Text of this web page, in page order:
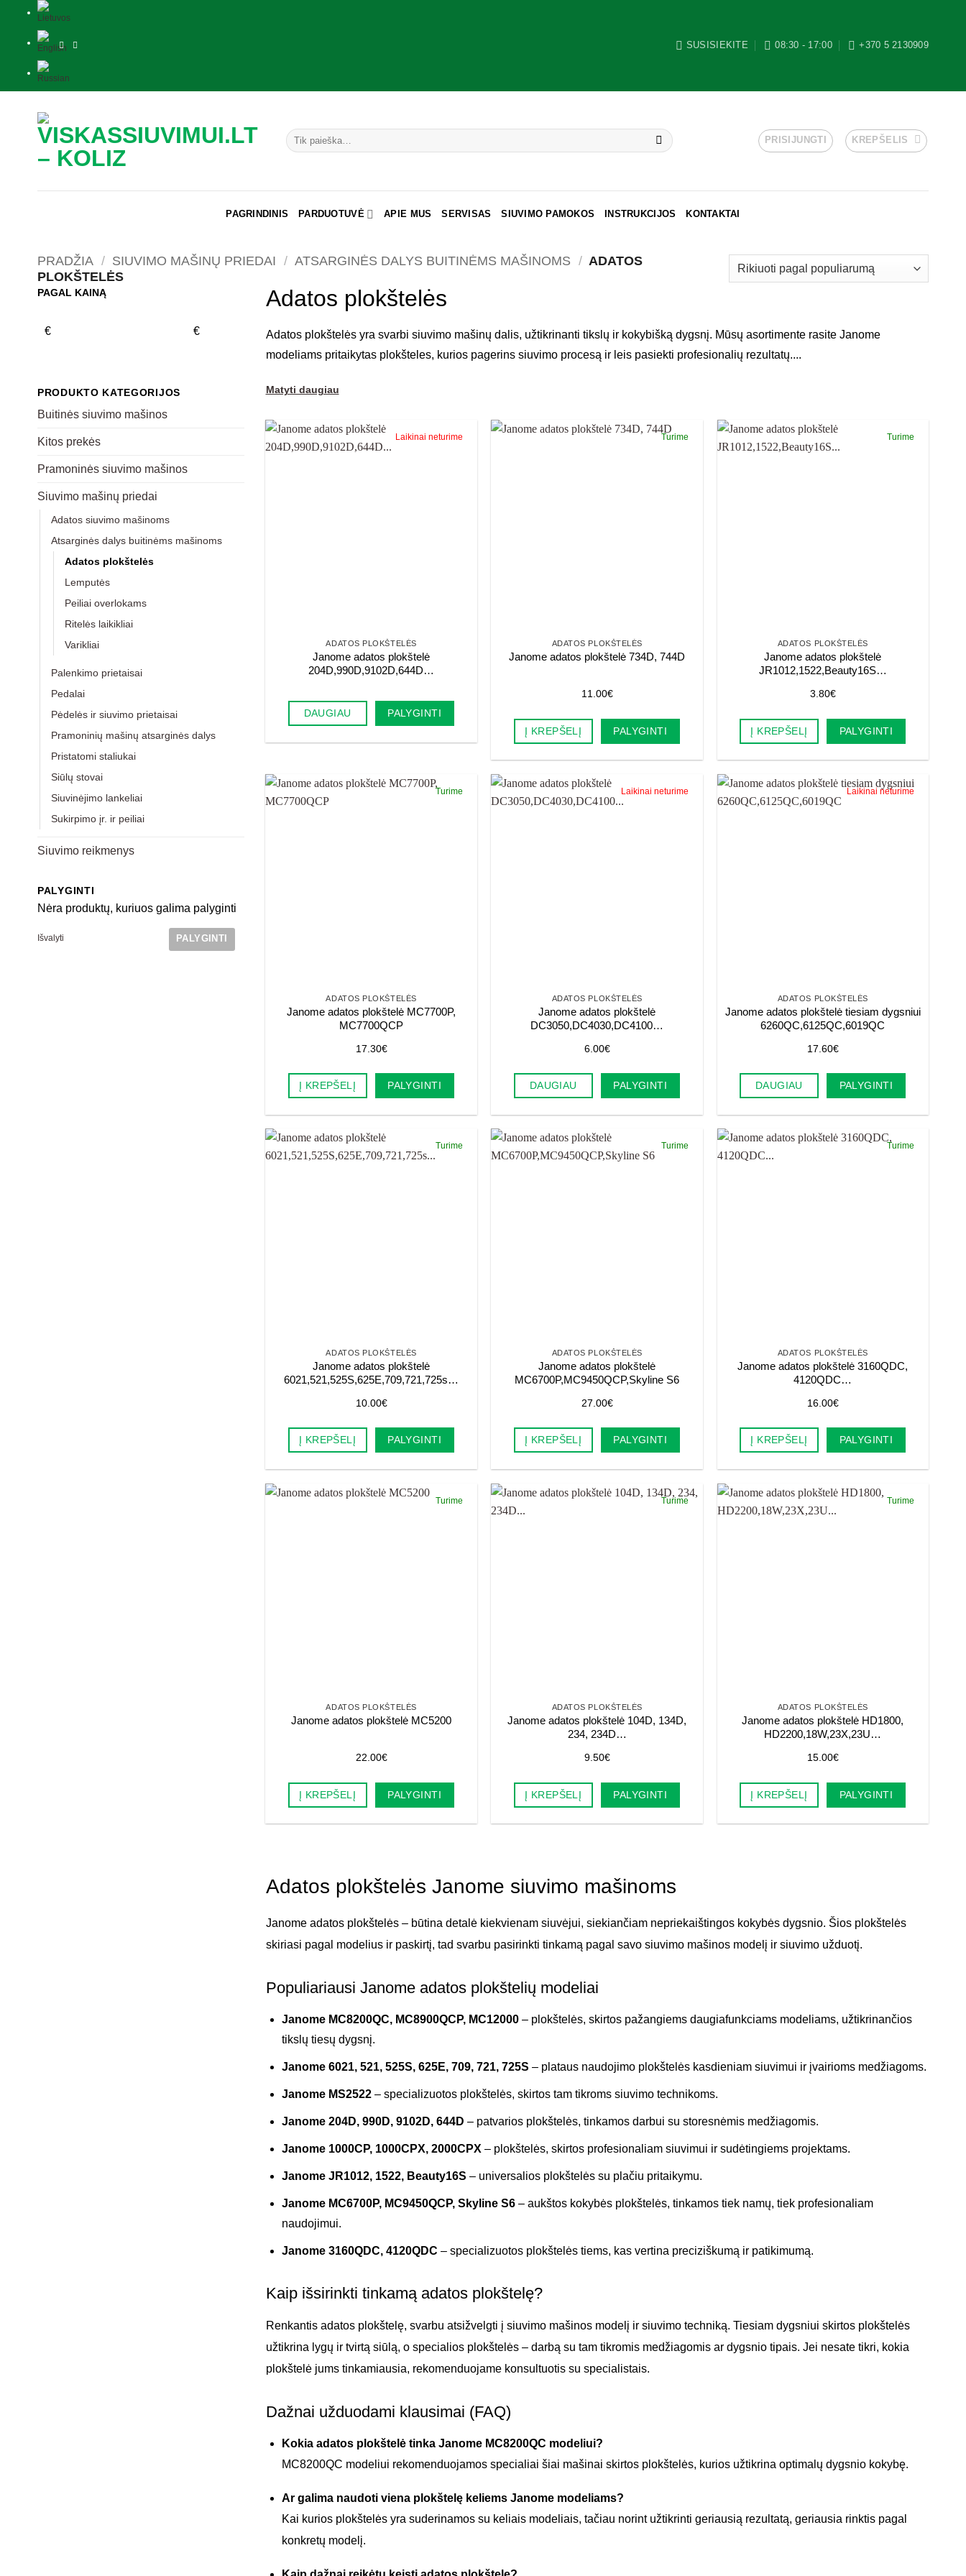
content
SUSISIEKITE 08:30 - 17:00 +370 5 2130909
Ieškoti: PRISIJUNGTI KREPŠELIS
PAGRINDINIS PARDUOTUVĖ APIE MUS SERVISAS SIUVIMO PAMOKOS INSTRUKCIJOS KONTAKTAI
PRADŽIA / SIUVIMO MAŠINŲ PRIEDAI / ATSARGINĖS DALYS BUITINĖMS MAŠINOMS / ADATOS
PLOKŠTELĖS
PAGAL KAINĄ
€ €
PRODUKTO KATEGORIJOS
Buitinės siuvimo mašinos
Kitos prekės
Pramoninės siuvimo mašinos
Siuvimo mašinų priedai
Adatos siuvimo mašinoms
Atsarginės dalys buitinėms mašinoms
Adatos plokštelės
Lemputės
Peiliai overlokams
Ritelės laikikliai
Varikliai
Palenkimo prietaisai
Pedalai
Pėdelės ir siuvimo prietaisai
Pramoninių mašinų atsarginės dalys
Pristatomi staliukai
Siūlų stovai
Siuvinėjimo lankeliai
Sukirpimo įr. ir peiliai
Siuvimo reikmenys
PALYGINTI
Nėra produktų, kuriuos galima palyginti
Išvalyti PALYGINTI
Adatos plokštelės
Adatos plokštelės yra svarbi siuvimo mašinų dalis, užtikrinanti tikslų ir kokybišką dygsnį. Mūsų asortimente rasite Janome
modeliams pritaikytas plokšteles, kurios pagerins siuvimo procesą ir leis pasiekti profesionalių rezultatų....
Matyti daugiau
Laikinai neturime
ADATOS PLOKŠTELĖS
Janome adatos plokštelė
204D,990D,9102D,644D…
DAUGIAU PALYGINTI
Turime
ADATOS PLOKŠTELĖS
Janome adatos plokštelė 734D, 744D
11.00€
Į KREPŠELĮ PALYGINTI
Turime
ADATOS PLOKŠTELĖS
Janome adatos plokštelė
JR1012,1522,Beauty16S…
3.80€
Į KREPŠELĮ PALYGINTI
Turime
ADATOS PLOKŠTELĖS
Janome adatos plokštelė MC7700P,
MC7700QCP
17.30€
Į KREPŠELĮ PALYGINTI
Laikinai neturime
ADATOS PLOKŠTELĖS
Janome adatos plokštelė
DC3050,DC4030,DC4100…
6.00€
DAUGIAU PALYGINTI
Laikinai neturime
ADATOS PLOKŠTELĖS
Janome adatos plokštelė tiesiam dygsniui
6260QC,6125QC,6019QC
17.60€
DAUGIAU PALYGINTI
Turime
ADATOS PLOKŠTELĖS
Janome adatos plokštelė
6021,521,525S,625E,709,721,725s…
10.00€
Į KREPŠELĮ PALYGINTI
Turime
ADATOS PLOKŠTELĖS
Janome adatos plokštelė
MC6700P,MC9450QCP,Skyline S6
27.00€
Į KREPŠELĮ PALYGINTI
Turime
ADATOS PLOKŠTELĖS
Janome adatos plokštelė 3160QDC,
4120QDC…
16.00€
Į KREPŠELĮ PALYGINTI
Turime
ADATOS PLOKŠTELĖS
Janome adatos plokštelė MC5200
22.00€
Į KREPŠELĮ PALYGINTI
Turime
ADATOS PLOKŠTELĖS
Janome adatos plokštelė 104D, 134D,
234, 234D…
9.50€
Į KREPŠELĮ PALYGINTI
Turime
ADATOS PLOKŠTELĖS
Janome adatos plokštelė HD1800,
HD2200,18W,23Х,23U…
15.00€
Į KREPŠELĮ PALYGINTI
Adatos plokštelės Janome siuvimo mašinoms
Janome adatos plokštelės – būtina detalė kiekvienam siuvėjui, siekiančiam nepriekaištingos kokybės dygsnio. Šios plokštelės
skiriasi pagal modelius ir paskirtį, tad svarbu pasirinkti tinkamą pagal savo siuvimo mašinos modelį ir siuvimo užduotį.
Populiariausi Janome adatos plokštelių modeliai
Janome MC8200QC, MC8900QCP, MC12000– plokštelės, skirtos pažangiems daugiafunkciams modeliams, užtikrinančios
tikslų tiesų dygsnį.
Janome 6021, 521, 525S, 625E, 709, 721, 725S – plataus naudojimo plokštelės kasdieniam siuvimui ir įvairioms medžiagoms.
Janome MS2522– specializuotos plokštelės, skirtos tam tikroms siuvimo technikoms.
Janome 204D, 990D, 9102D, 644D – patvarios plokštelės, tinkamos darbui su storesnėmis medžiagomis.
Janome 1000CP, 1000CPX, 2000CPX – plokštelės, skirtos profesionaliam siuvimui ir sudėtingiems projektams.
Janome JR1012, 1522, Beauty16S – universalios plokštelės su plačiu pritaikymu.
Janome MC6700P, MC9450QCP, Skyline S6– aukštos kokybės plokštelės, tinkamos tiek namų, tiek profesionaliam
naudojimui.
Janome 3160QDC, 4120QDC – specializuotos plokštelės tiems, kas vertina preciziškumą ir patikimumą.
Kaip išsirinkti tinkamą adatos plokštelę?
Renkantis adatos plokštelę, svarbu atsižvelgti į siuvimo mašinos modelį ir siuvimo techniką. Tiesiam dygsniui skirtos plokštelės
užtikrina lygų ir tvirtą siūlą, o specialios plokštelės – darbą su tam tikromis medžiagomis ar dygsnio tipais. Jei nesate tikri, kokia
plokštelė jums tinkamiausia, rekomenduojame konsultuotis su specialistais.
Dažnai užduodami klausimai (FAQ)
Kokia adatos plokštelė tinka Janome MC8200QC modeliui?
MC8200QC modeliui rekomenduojamos specialiai šiai mašinai skirtos plokštelės, kurios užtikrina optimalų dygsnio kokybę.
Ar galima naudoti viena plokštelę keliems Janome modeliams?
Kai kurios plokštelės yra suderinamos su keliais modeliais, tačiau norint užtikrinti geriausią rezultatą, geriausia rinktis pagal
konkretų modelį.